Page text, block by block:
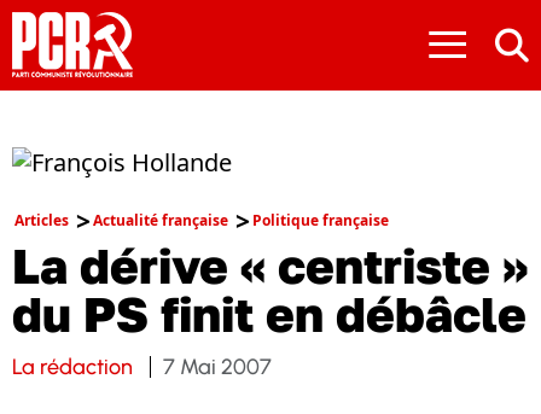
≡
Articles Actualité française Politique française
La dérive « centriste »
du PS finit en débâcle
La rédaction 7 Mai 2007